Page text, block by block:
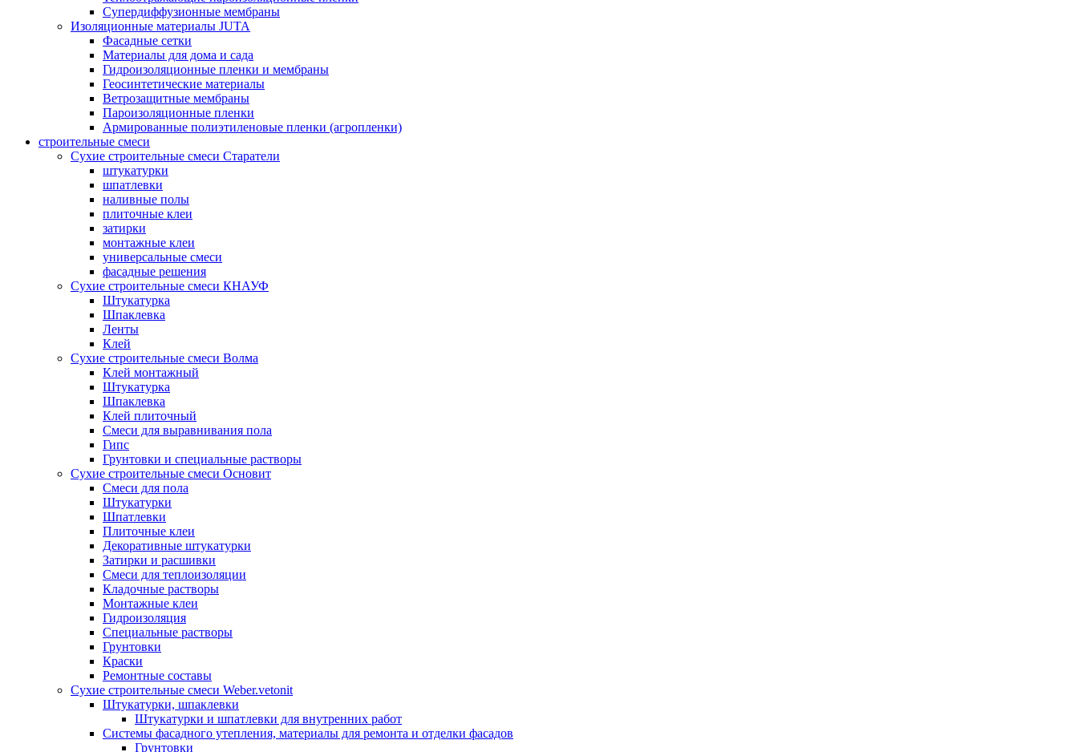
Супердиффузионные мембраны
Изоляционные материалы JUTA
Фасадные сетки
Материалы для дома и сада
Гидроизоляционные пленки и мембраны
Геосинтетические материалы
Ветрозащитные мембраны
Пароизоляционные пленки
Армированные полиэтиленовые пленки (агропленки)
строительные смеси
Сухие строительные смеси Старатели
штукатурки
шпатлевки
наливные полы
плиточные клеи
затирки
монтажные клеи
универсальные смеси
фасадные решения
Сухие строительные смеси КНАУФ
Штукатурка
Шпаклевка
Ленты
Клей
Сухие строительные смеси Волма
Клей монтажный
Штукатурка
Шпаклевка
Клей плиточный
Смеси для выравнивания пола
Гипс
Грунтовки и специальные растворы
Сухие строительные смеси Основит
Смеси для пола
Штукатурки
Шпатлевки
Плиточные клеи
Декоративные штукатурки
Затирки и расшивки
Смеси для теплоизоляции
Кладочные растворы
Монтажные клеи
Гидроизоляция
Специальные растворы
Грунтовки
Краски
Ремонтные составы
Сухие строительные смеси Weber.vetonit
Штукатурки, шпаклевки
Штукатурки и шпатлевки для внутренних работ
Системы фасадного утепления, материалы для ремонта и отделки фасадов
Грунтовки